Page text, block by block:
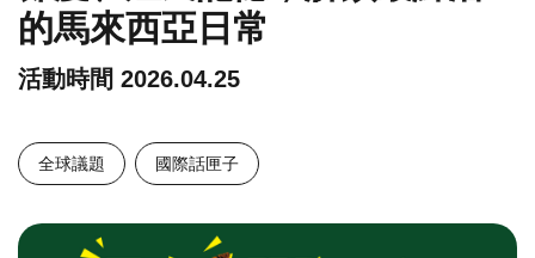
的馬來西亞日常
活動時間 2026.04.25
全球議題 國際話匣子